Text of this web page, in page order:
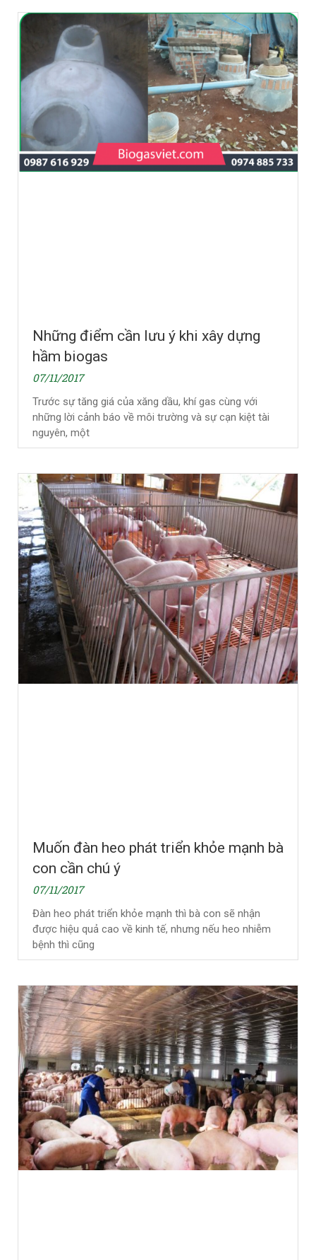
Những điểm cần lưu ý khi xây dựng
hầm biogas
07/11/2017
Trước sự tăng giá của xăng dầu, khí gas cùng với
những lời cảnh báo về môi trường và sự cạn kiệt tài
nguyên, một
Muốn đàn heo phát triển khỏe mạnh bà
con cần chú ý
07/11/2017
Đàn heo phát triển khỏe mạnh thì bà con sẽ nhận
được hiệu quả cao về kinh tế, nhưng nếu heo nhiễm
bệnh thì cũng